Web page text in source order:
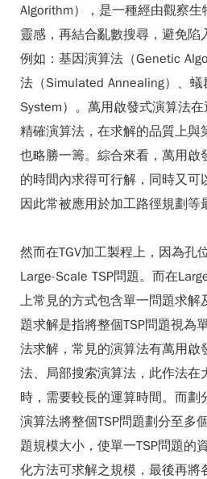
Algorithm），是一種經由觀察
靈感，再結合亂數搜尋，避免陷
例如：基因演算法（Genetic
法（Simulated Annealing）、
System）。萬用啟發式演算法
精確演算法，在求解的品質上與
也略勝一籌。綜合來看，萬用啟
的時間內求得可行解，同時又可
因此常被應用於加工路徑規劃等
然而在TGV加工製程上，因為孔
Large-Scale TSP問題。而在
上常見的方式包含單一問題求解
題求解是指將整個TSP問題視為
法求解，常見的演算法有萬用啟
法、局部搜索演算法，此作法在
時，需要較長的運算時間。而劃
演算法將整個TSP問題劃分至多
題規模大小，使單一TSP問題的
化方法可求解之規模，最後再將